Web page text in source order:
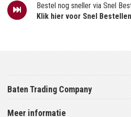
Bestel nog sneller via Snel
Klik hier voor Snel
Baten Trading Company
Meer informatie